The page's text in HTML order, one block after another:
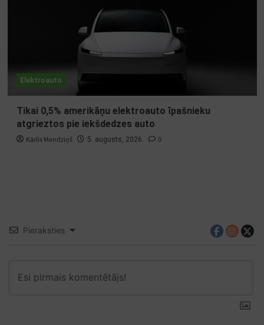
Elektroauto
Tikai 0,5% amerikāņu elektroauto īpašnieku
atgrieztos pie iekšdedzes auto
Kārlis Mendziņš 5. augusts, 2026. 0
Pieraksties